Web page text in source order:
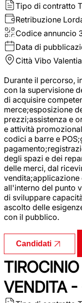
Tipo di contratto
Retribuzione
Codice annuncio
Data di
Città Vibo Valentia
Durante il percorso,
con la supervisione
di acquisire
merce;esposizione
prezzi;assistenza e
e attività
codici a barre e
degli spazi e dei
delle merci, dal
all'interno del punto
di sviluppare
ascolto delle
con il pubblico.
Candidati
VENDITA -